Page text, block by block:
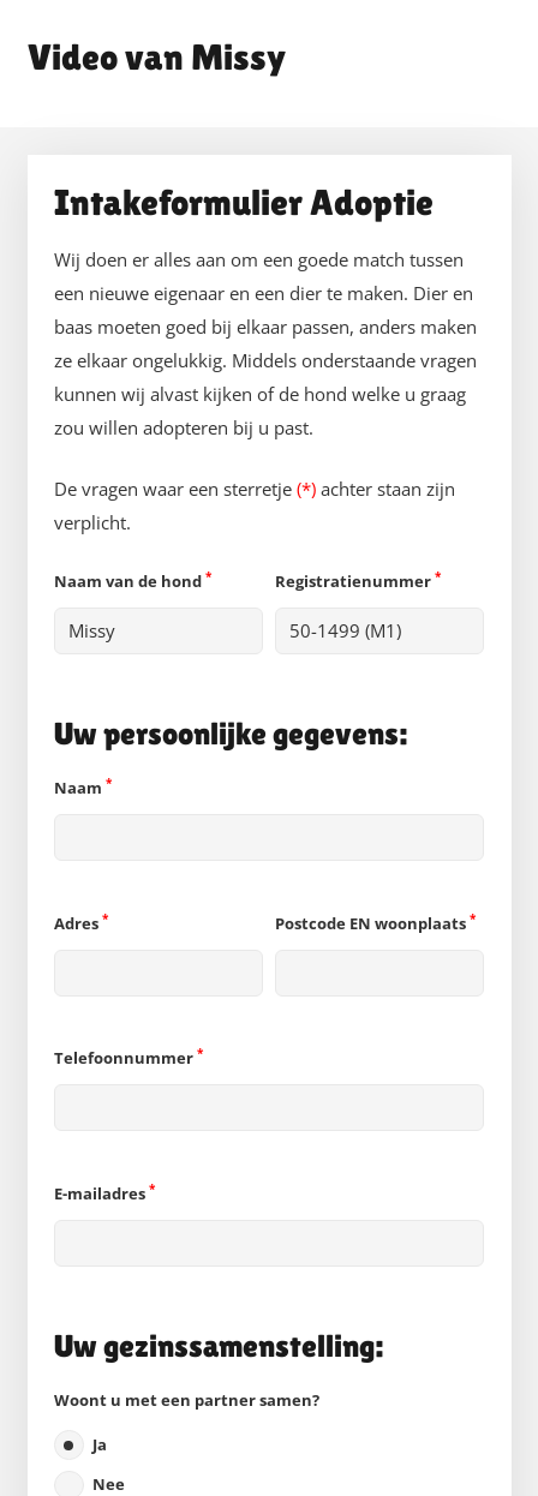
Missy
Intakeformulier Adoptie
Wij doen er alles aan om een goede match tussen
een nieuwe eigenaar en een dier te maken. Dier en
baas moeten goed bij elkaar passen, anders maken
ze elkaar ongelukkig. Middels onderstaande vragen
kunnen wij alvast kijken of de hond welke u graag
zou willen adopteren bij u past.
De vragen waar een sterretje (*) achter staan zijn
verplicht.
Naam van de hond * Registratienummer *
Uw persoonlijke gegevens:
Naam *
Adres * Postcode EN woonplaats *
Telefoonnummer *
E-mailadres *
Uw gezinssamenstelling:
Woont u met een partner samen?
Ja
Nee